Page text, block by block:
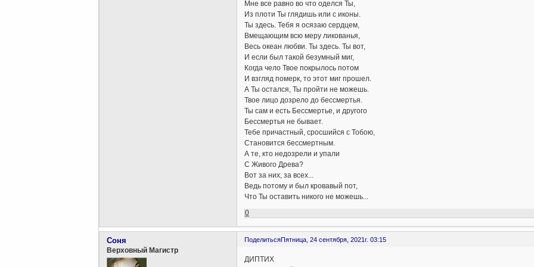
Мне все равно во что оделся Ты,
Из плоти Ты глядишь или с иконы.
Ты здесь. Тебя я осязаю сердцем,
Вмещающим всю меру ликованья,
Весь океан любви. Ты здесь. Ты вот,
И если был такой безумный миг,
Когда чело Твое покрылось потом
И взгляд померк, то этот миг прошел.
А Ты остался, Ты пройти не можешь.
Твое лицо дозрело до бессмертья.
Ты сам и есть Бессмертье, и другого
Бессмертья не бывает.
Тебе причастный, сросшийся с Тобою,
Становится бессмертным.
А те, кто недозрели и упали
С Живого Древа?
Вот за них, за всех...
Ведь потому и был кровавый пот,
Что Ты оставить никого не можешь...
0
ПоделитьсяПятница, 24 сентября, 2021г. 03:15
Соня
Верховный Магистр
ДИПТИХ